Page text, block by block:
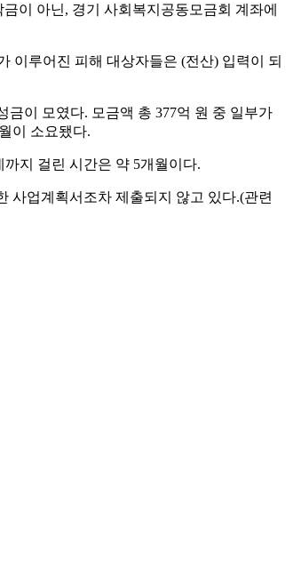
이 아닌, 경기 사회복지공동모금회 계좌에
이루어진 피해 대상자들은 (전산) 입력이 되
금이 모였다. 모금액 총 377억 원 중 일부가
이 소요됐다.
지 걸린 시간은 약 5개월이다.
사업계획서조차 제출되지 않고 있다.(관련